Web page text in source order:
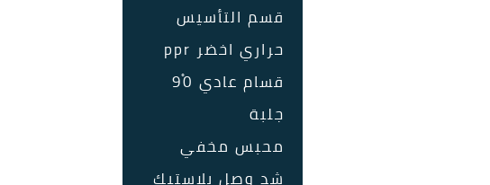
قسم التأسيس
حراري اخضر ppr
قسام عادي 90ْ
جلبة
محبس مخفي
شد وصل بلاستيك